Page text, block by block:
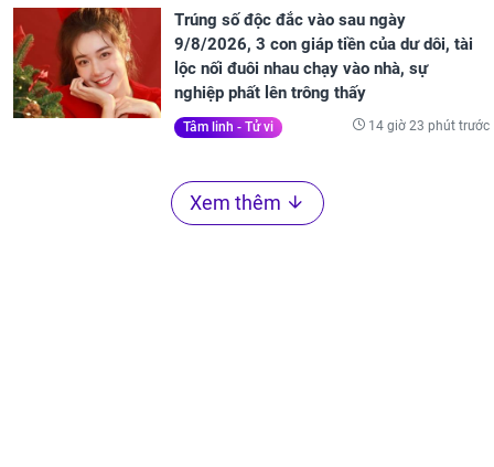
Trúng số độc đắc vào sau ngày
9/8/2026, 3 con giáp tiền của dư dôi, tài
lộc nối đuôi nhau chạy vào nhà, sự
nghiệp phất lên trông thấy
Tâm linh - Tử vi 14 giờ 23 phút trước
Xem thêm